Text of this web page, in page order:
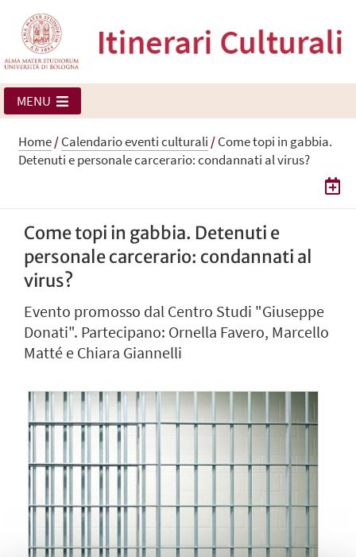
MENU
Home/Calendario eventi culturali /Come topi in gabbia.
Detenuti e personale carcerario: condannati al virus?
Come topi in gabbia. Detenuti e
personale carcerario: condannati al
virus?
Evento promosso dal Centro Studi "Giuseppe
Donati". Partecipano: Ornella Favero, Marcello
Matté e Chiara Giannelli